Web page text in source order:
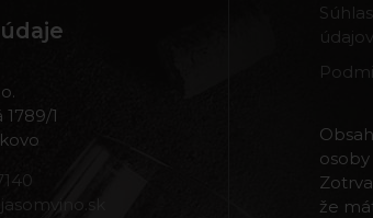
1
údajov
osoby
že